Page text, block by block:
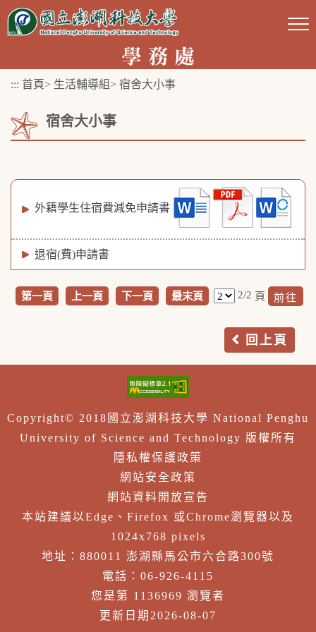
跳
::: 首頁> 生活輔導組 > 宿舍大小事
宿舍大小事
外籍學生住宿費減免申請書
退宿(費)申請書
第一頁 上一頁 下一頁 最末頁 2/2 頁
回上頁
Copyright© 2018國立澎湖科技大學 National Penghu
University of Science and Technology 版權所有
隱私權保護政策
網站安全政策
網站資料開放宣告
本站建議以Edge、Firefox 或Chrome瀏覽器以及
1024x768 pixels
地址：880011 澎湖縣馬公市六合路300號
電話：06-926-4115
您是第 1136969 瀏覽者
更新日期2026-08-07